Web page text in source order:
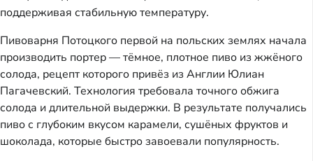
поддерживая стабильную температуру.
Пивоварня Потоцкого первой на польских землях начала
производить портер — тёмное, плотное пиво из жжёного
солода, рецепт которого привёз из Англии Юлиан
Пагачевский. Технология требовала точного обжига
солода и длительной выдержки. В результате получались
пиво с глубоким вкусом карамели, сушёных фруктов и
шоколада, которые быстро завоевали популярность.